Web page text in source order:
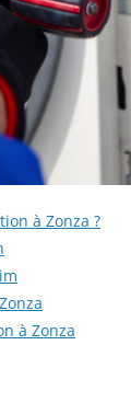
à Zonza ?
à Zonza